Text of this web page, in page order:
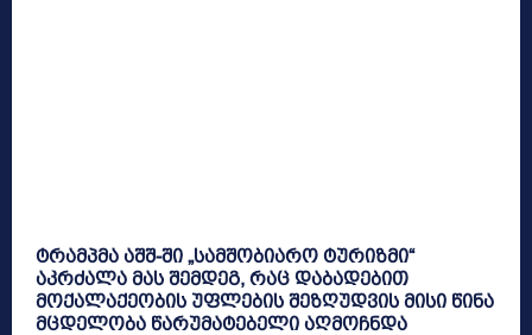
ტრამპმა აშშ-ში „სამშობიარო ტურიზმი“
აკრძალა მას შემდეგ, რაც დაბადებით
მოქალაქეობის უფლების შეზღუდვის მისი წინა
მცდელობა წარუმატებელი აღმოჩნდა